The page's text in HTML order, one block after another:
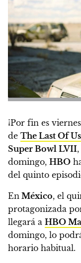
¡Por fin es
de The Last Of Us
Super Bowl LVII
domingo, HBO
del quinto
En México, el
protagonizada
llegará a HBO
domingo, lo
horario habitual.